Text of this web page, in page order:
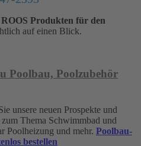
Produkten für den
auf einen Blick.
Poolbau, Poolzubehör
unsere neuen Prospekte und
zum Thema Schwimmbad und
Poolheizung und mehr. Poolbau-
bestellen